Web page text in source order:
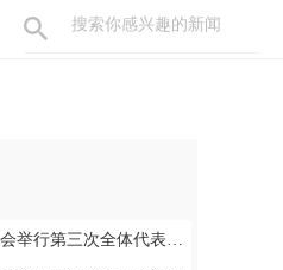
行第三次全体代表会议